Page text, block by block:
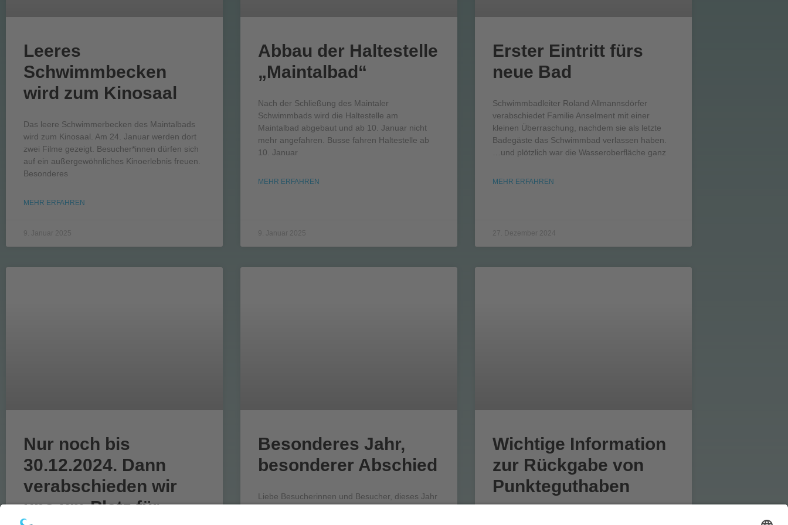
Leeres
Schwimmbecken
wird zum Kinosaal
Das leere Schwimmerbecken des Maintalbads
wird zum Kinosaal. Am 24. Januar werden dort
zwei Filme gezeigt. Besucher*innen dürfen sich
auf ein außergewöhnliches Kinoerlebnis freuen.
Besonderes
MEHR ERFAHREN
9. Januar 2025
Abbau der Haltestelle
„Maintalbad“
Nach der Schließung des Maintaler
Schwimmbads wird die Haltestelle am
Maintalbad abgebaut und ab 10. Januar nicht
mehr angefahren. Busse fahren Haltestelle ab
10. Januar
MEHR ERFAHREN
9. Januar 2025
Erster Eintritt fürs
neue Bad
Schwimmbadleiter Roland Allmannsdörfer
verabschiedet Familie Anselment mit einer
kleinen Überraschung, nachdem sie als letzte
Badegäste das Schwimmbad verlassen haben.
…und plötzlich war die Wasseroberfläche ganz
MEHR ERFAHREN
27. Dezember 2024
Nur noch bis
30.12.2024. Dann
verabschieden wir
uns um Platz für
Besonderes Jahr,
besonderer Abschied
Liebe Besucherinnen und Besucher, dieses Jahr
Wichtige Information
zur Rückgabe von
Punkteguthaben